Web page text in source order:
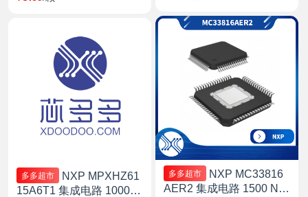
多多超市
NXP MPXHZ61
15A6T1 集成电路 1000
多多超市
NXP MC33816
AER2 集成电路 1500 NX